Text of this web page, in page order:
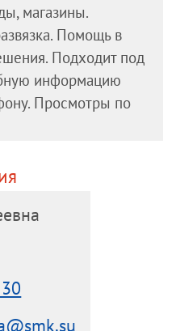
магазины.
Помощь в
Подходит под
информацию
Просмотры по